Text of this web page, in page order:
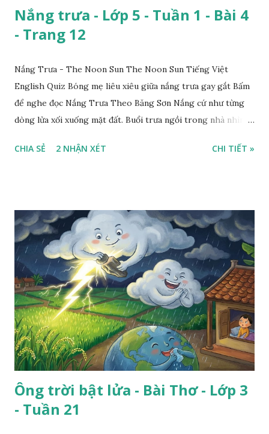
Nắng trưa - Lớp 5 - Tuần 1 - Bài 4
- Trang 12
Nắng Trưa - The Noon Sun The Noon Sun Tiếng Việt
English Quiz Bóng mẹ liêu xiêu giữa nắng trưa gay gắt Bấm
để nghe đọc Nắng Trưa Theo Băng Sơn Nắng cứ như từng
dòng lửa xối xuống mặt đất. Buổi trưa ngồi trong nhà nhìn
CHIA SẺ 2 NHẬN XÉT CHI TIẾT »
Ông trời bật lửa - Bài Thơ - Lớp 3
- Tuần 21